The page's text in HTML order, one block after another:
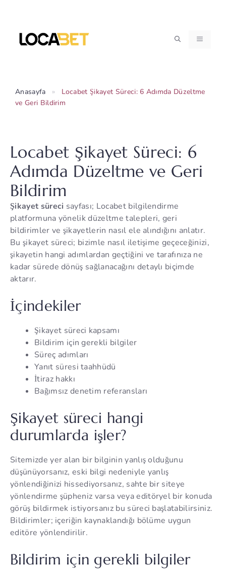
MENÜ
Anasayfa »
Locabet Şikayet Süreci: 6 Adımda Düzeltme
ve Geri Bildirim
Locabet Şikayet Süreci: 6
Adımda Düzeltme ve Geri
Bildirim
Şikayet süreci sayfası; Locabet bilgilendirme
platformuna yönelik düzeltme talepleri, geri
bildirimler ve şikayetlerin nasıl ele alındığını anlatır.
Bu şikayet süreci; bizimle nasıl iletişime geçeceğinizi,
şikayetin hangi adımlardan geçtiğini ve tarafınıza ne
kadar sürede dönüş sağlanacağını detaylı biçimde
aktarır.
İçindekiler
Şikayet süreci kapsamı
Bildirim için gerekli bilgiler
Süreç adımları
Yanıt süresi taahhüdü
İtiraz hakkı
Bağımsız denetim referansları
Şikayet süreci hangi
durumlarda işler?
Sitemizde yer alan bir bilginin yanlış olduğunu
düşünüyorsanız, eski bilgi nedeniyle yanlış
yönlendiğinizi hissediyorsanız, sahte bir siteye
yönlendirme şüpheniz varsa veya editöryel bir konuda
görüş bildirmek istiyorsanız bu süreci başlatabilirsiniz.
Bildirimler; içeriğin kaynaklandığı bölüme uygun
editöre yönlendirilir.
Bildirim için gerekli bilgiler